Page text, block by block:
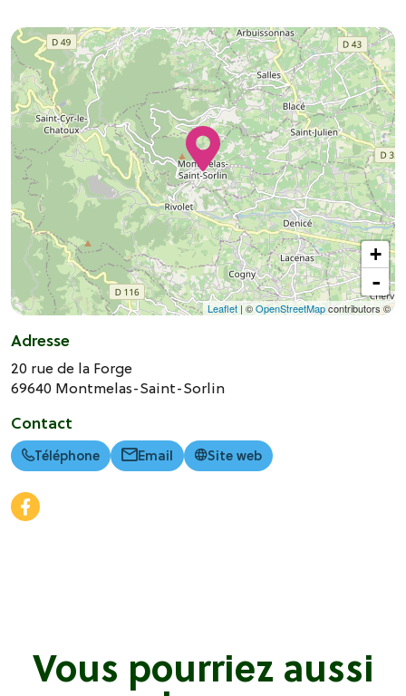
+
-
Leaflet | ©OpenStreetMapcontributors ©
Adresse
20 rue de la Forge
69640 Montmelas-Saint-Sorlin
Contact
Téléphone Email Site web
Vous pourriez aussi